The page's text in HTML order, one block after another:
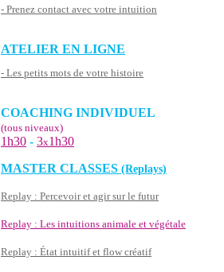
- Prenez contact avec votre intuition
ATELIER EN LIGNE
- Les petits mots de votre histoire
COACHING INDIVIDUEL
(tous niveaux)
1h30 - 3x1h30
MASTER CLASSES (Replays)
Replay : Percevoir et agir sur le futur
Replay : Les intuitions animale et végétale
Replay : État intuitif et flow créatif